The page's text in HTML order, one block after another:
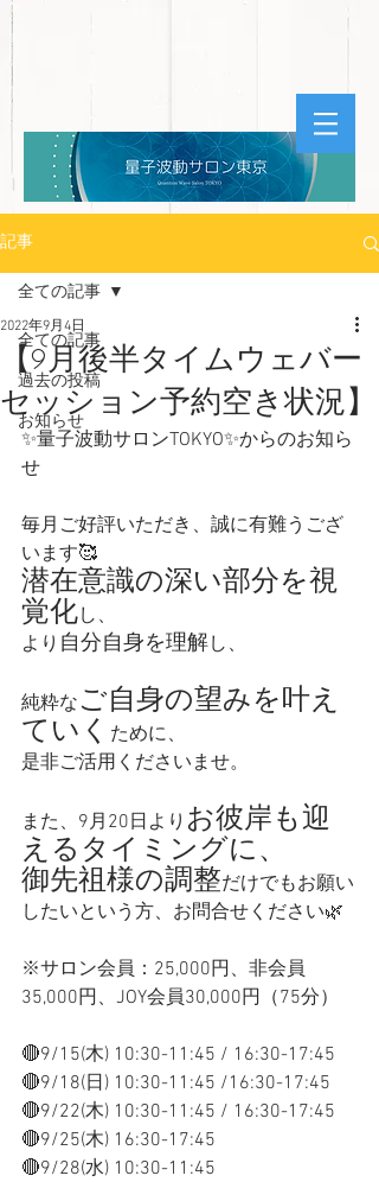
記事
全ての記事
過去の投稿
お知らせ
全ての記事
【9月後半タイムウェバー
セッション予約空き状況】
2022年9月4日
✨量子波動サロンTOKYO✨からのお知ら
せ
毎月ご好評いただき、誠に有難うござ
います🥰
潜在意識の深い部分を視
覚化し、
より 自分自身を理解し、
純粋なご自身の望みを叶え
ていく ために、
是非ご活用くださいませ。
また、9月20日より お彼岸も迎
えるタイミングに、
御先祖様の調整だけでもお願い
したいという方、お問合せください🌿
※サロン会員：25,000円、非会員
35,000円、JOY会員30,000円（75分）
🔴9/15(木) 10:30-11:45 / 16:30-17:45
🔴9/18(日) 10:30-11:45 /16:30-17:45
🔴9/22(木) 10:30-11:45 / 16:30-17:45
🔴9/25(木) 16:30-17:45
🔴9/28(水) 10:30-11:45